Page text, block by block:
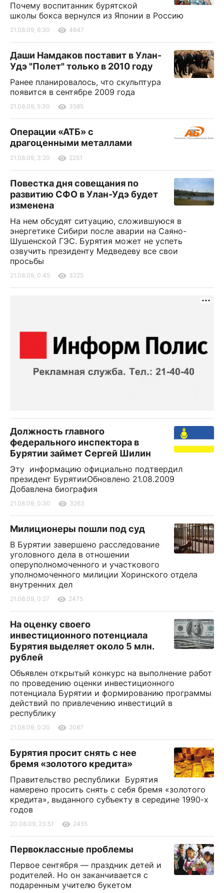
Почему воспитанник бурятской
школы бокса вернулся из Японии в Россию
21.08.09, 6:30 4647
Даши Намдаков поставит в Улан-
Удэ "Полет" только в 2010 году
Ранее планировалось, что скульптура
появится в сентябре 2009 года
21.08.09, 5:30 3585
Операции «АТБ» с
драгоценными металлами
21.08.09, 3:20 2251
Повестка дня совещания по
развитию СФО в Улан-Удэ будет
изменена
На нем обсудят ситуацию, сложившуюся в
энергетике Сибири после аварии на Саяно-
Шушенской ГЭС. Бурятия может не успеть
озвучить президенту Медведеву все свои
просьбы
21.08.09, 0:45 3225
Должность главного
федерального инспектора в
Бурятии займет Сергей Шилин
Эту информацию официально подтвердил
президент БурятииОбновлено 21.08.2009
Добавлена биография
21.08.09, 0:30 3263
Милиционеры пошли под суд
В Бурятии завершено расследование
уголовного дела в отношении
оперуполномоченного и участкового
уполномоченного милиции Хоринского отдела
внутренних дел
21.08.09, 0:27 2475
На оценку своего
инвестиционного потенциала
Бурятия выделяет около 5 млн.
рублей
Объявлен открытый конкурс на выполнение работ
по проведению оценки инвестиционного
потенциала Бурятии и формированию программы
действий по привлечению инвестиций в
республику
21.08.09, 0:20 2087
Бурятия просит снять с нее
бремя «золотого кредита»
Правительство республики Бурятия
намерено просить снять с себя бремя «золотого
кредита», выданного субъекту в середине 1990-х
годов
20.08.09, 23:51 2455
Первоклассные проблемы
Первое сентября — праздник детей и
родителей. Но он заканчивается с
подаренным учителю букетом